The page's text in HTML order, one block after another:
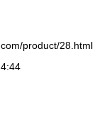
product/28.html